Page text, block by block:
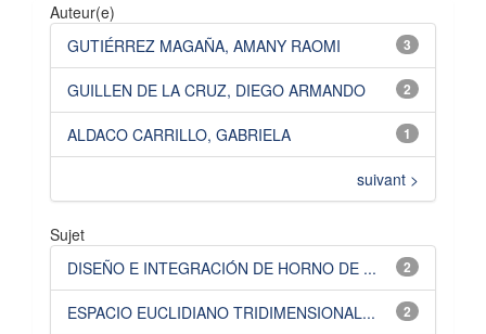
Auteur(e)
3
GUTIÉRREZ MAGAÑA, AMANY RAOMI
2
GUILLEN DE LA CRUZ, DIEGO ARMANDO
1
ALDACO CARRILLO, GABRIELA
suivant >
Sujet
2
DISEÑO E INTEGRACIÓN DE HORNO DE ...
2
ESPACIO EUCLIDIANO TRIDIMENSIONAL...